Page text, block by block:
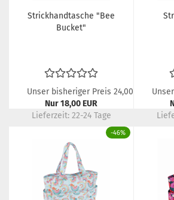
Strickhandtasche "Bee
Bucket"
Unser bisheriger Preis 24,00 EUR
Nur 18,00 EUR
Lieferzeit: 22-24 Tage
-46%